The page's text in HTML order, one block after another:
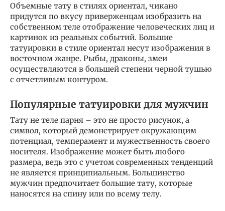
Объемные тату в стилях ориентал, чикано
придутся по вкусу приверженцам изобразить на
собственном теле отображение человеческих лиц и
картинок из реальных событий. Большие
татуировки в стиле ориентал несут изображения в
восточном жанре. Рыбы, драконы, змеи
осуществляются в большей степени черной тушью
с отчетливым контуром.
Популярные татуировки для мужчин
Тату не теле парня – это не просто рисунок, а
символ, который демонстрирует окружающим
потенциал, темперамент и мужественность своего
носителя. Изображение может быть любого
размера, ведь это с учетом современных тенденций
не является принципиальным. Большинство
мужчин предпочитает большие тату, которые
наносятся на спину или по всему телу.